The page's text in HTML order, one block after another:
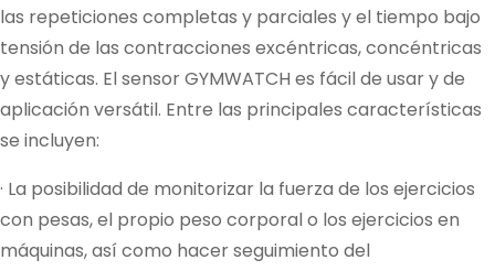
las repeticiones completas y parciales y el tiempo bajo
tensión de las contracciones excéntricas, concéntricas
y estáticas. El sensor GYMWATCH es fácil de usar y de
aplicación versátil. Entre las principales características
se incluyen:
· La posibilidad de monitorizar la fuerza de los ejercicios
con pesas, el propio peso corporal o los ejercicios en
máquinas, así como hacer seguimiento del